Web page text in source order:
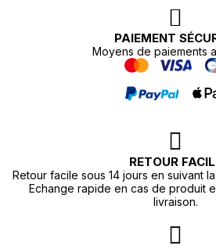
PAIEMENT
Moyens de paiements
RETOUR
Retour facile sous 14 jours en suivant
Echange rapide en cas de produit
livraison.